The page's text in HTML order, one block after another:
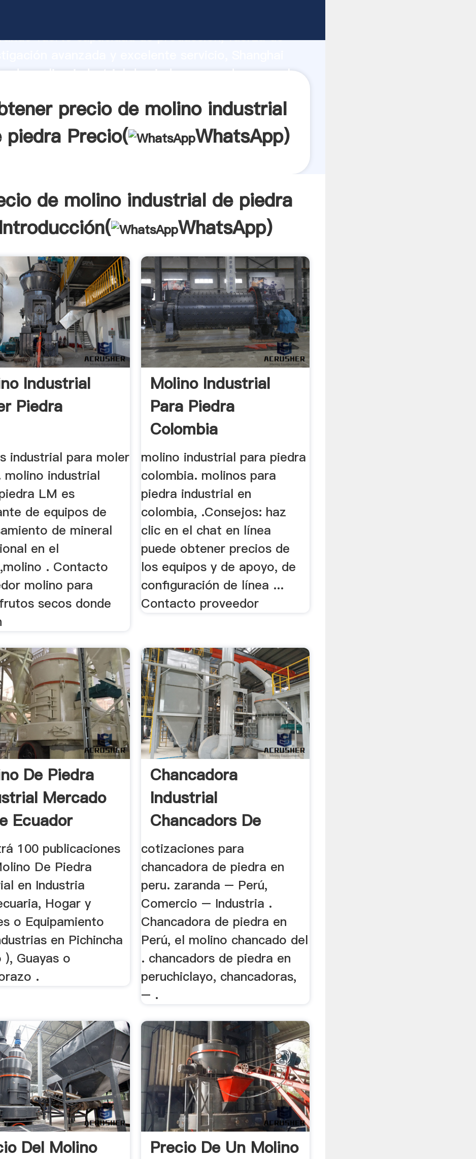
fuerte capacidad de producción, fuerza de
de molino industrial de piedra proveedor crea el
precio de molino industrial
piedra Precio(
WhatsApp)
de molino industrial de piedra
Introducción(
WhatsApp)
Industrial
Piedra
industrial para moler
molino industrial
LM es
de equipos de
de mineral
en el
. Contacto
molino para
secos donde
Molino Industrial
Para Piedra
Colombia
molino industrial para piedra
colombia. molinos para
piedra industrial en
colombia, .Consejos: haz
clic en el chat en línea
puede obtener precios de
los equipos y de apoyo, de
configuración de línea ...
Contacto proveedor
De Piedra
Mercado
Ecuador
100 publicaciones
De Piedra
en Industria
Hogar y
o Equipamiento
en Pichincha
), Guayas o
.
Chancadora
Industrial
Chancadors De
Piedra En Peru ...
cotizaciones para
chancadora de piedra en
peru. zaranda – Perú,
Comercio – Industria .
Chancadora de piedra en
Perú, el molino chancado del
. chancadors de piedra en
peruchiclayo, chancadoras,
– .
Del Molino
Precio De Un Molino